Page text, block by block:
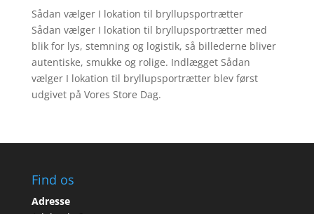
Sådan vælger I lokation til bryllupsportrætter
Sådan vælger I lokation til bryllupsportrætter med
blik for lys, stemning og logistik, så billederne bliver
autentiske, smukke og rolige. Indlægget Sådan
vælger I lokation til bryllupsportrætter blev først
udgivet på Vores Store Dag.
Find os
Adresse